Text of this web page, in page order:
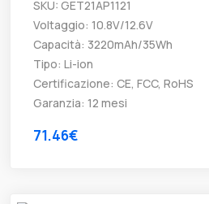
SKU: GET21AP1121
Voltaggio: 10.8V/12.6V
Capacità: 3220mAh/35Wh
Tipo: Li-ion
Certificazione: CE, FCC, RoHS
Garanzia: 12 mesi
71.46€